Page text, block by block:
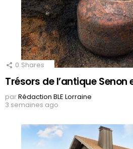
0 Shares
Trésors de l’antique Senon
parRédaction BLE Lorraine
3 semaines ago